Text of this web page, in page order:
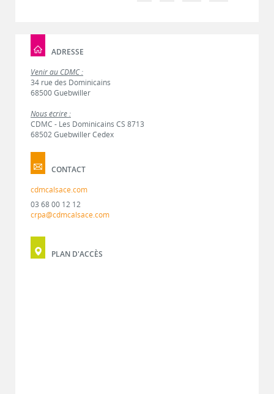
ADRESSE
Venir au CDMC :
34 rue des Dominicains
68500 Guebwiller
Nous écrire :
CDMC - Les Dominicains CS 8713
68502 Guebwiller Cedex
CONTACT
cdmcalsace.com
03 68 00 12 12
crpa@cdmcalsace.com
PLAN D'ACCÈS